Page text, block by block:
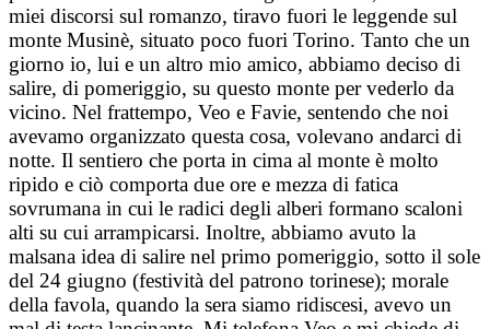
miei discorsi sul romanzo, tiravo fuori le leggende sul
monte Musinè, situato poco fuori Torino. Tanto che un
giorno io, lui e un altro mio amico, abbiamo deciso di
salire, di pomeriggio, su questo monte per vederlo da
vicino. Nel frattempo, Veo e Favie, sentendo che noi
avevamo organizzato questa cosa, volevano andarci di
notte. Il sentiero che porta in cima al monte è molto
ripido e ciò comporta due ore e mezza di fatica
sovrumana in cui le radici degli alberi formano scaloni
alti su cui arrampicarsi. Inoltre, abbiamo avuto la
malsana idea di salire nel primo pomeriggio, sotto il sole
del 24 giugno (festività del patrono torinese); morale
della favola, quando la sera siamo ridiscesi, avevo un